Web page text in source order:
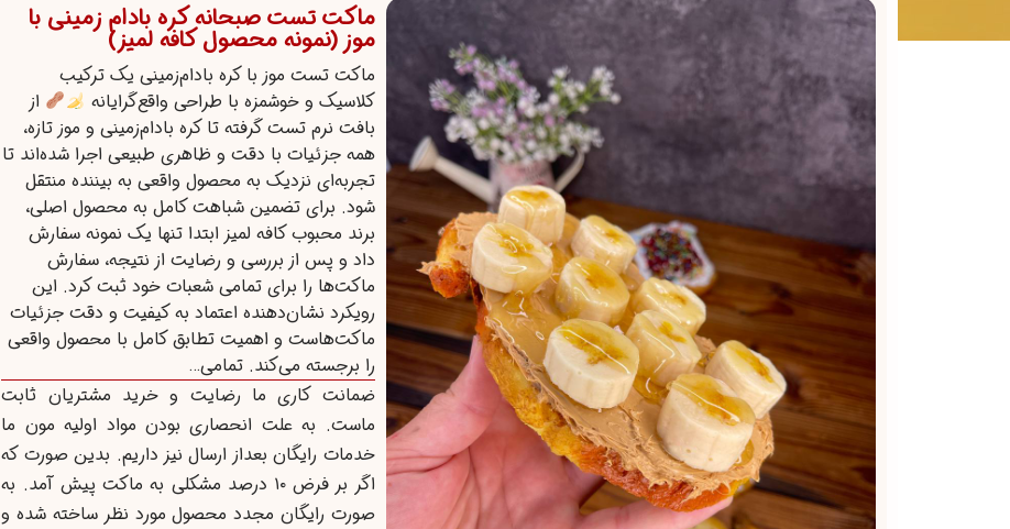
ماکت تست صبحانه کره بادام زمینی با
موز (نمونه محصول کافه لمیز)
ماکت تست موز با کره بادام‌زمینی یک ترکیب
کلاسیک و خوشمزه با طراحی واقع‌گرایانه
از
بافت نرم تست گرفته تا کره بادام‌زمینی و موز تازه،
همه جزئیات با دقت و ظاهری طبیعی اجرا شده‌اند تا
تجربه‌ای نزدیک به محصول واقعی به بیننده منتقل
شود. برای تضمین شباهت کامل به محصول اصلی،
برند محبوب کافه لمیز ابتدا تنها یک نمونه سفارش
داد و پس از بررسی و رضایت از نتیجه، سفارش
ماکت‌ها را برای تمامی شعبات خود ثبت کرد. این
رویکرد نشان‌دهنده اعتماد به کیفیت و دقت جزئیات
ماکت‌هاست و اهمیت تطابق کامل با محصول واقعی
را برجسته می‌کند. تمامی…
ضمانت کاری ما رضایت و خرید مشتریان ثابت
ماست. به علت انحصاری بودن مواد اولیه مون ما
خدمات رایگان بعداز ارسال نیز داریم. بدین صورت که
اگر بر فرض ۱۰ درصد مشکلی به ماکت پیش آمد. به
صورت رایگان مجدد محصول مورد نظر ساخته شده و